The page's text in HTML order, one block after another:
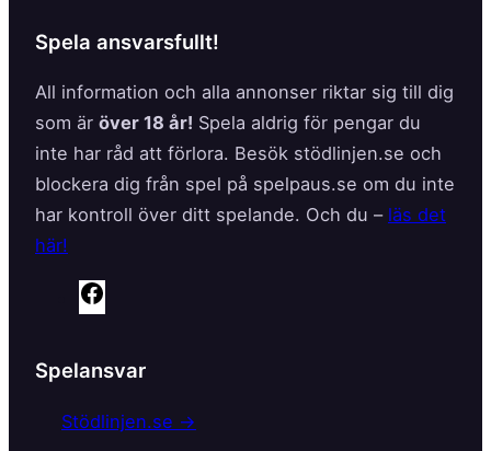
Spela ansvarsfullt!
All information och alla annonser riktar sig till dig
som är över 18 år! Spela aldrig för pengar du
inte har råd att förlora. Besök stödlinjen.se och
blockera dig från spel på spelpaus.se om du inte
har kontroll över ditt spelande. Och du – läs det
här!
e
b
Spelansvar
Stödlinjen.se →